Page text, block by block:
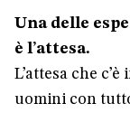
Una delle
è l’attesa.
L’attesa che
uomini con